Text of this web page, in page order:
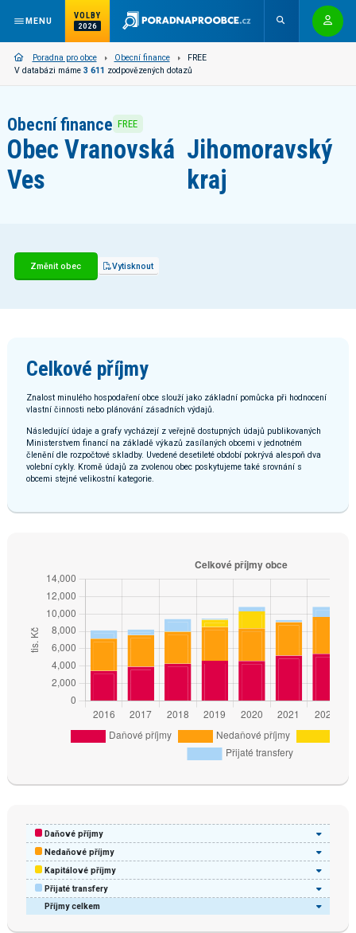
MENU
VOLBY
2026
Poradna pro obce Obecní finance
FREE
V databázi máme 3 611 zodpovězených dotazů
Obecní finance FREE
Obec Vranovská
Ves
Jihomoravský
kraj
Změnit obec Vytisknout
Celkové příjmy
Znalost minulého hospodaření obce slouží jako základní pomůcka při hodnocení
vlastní činnosti nebo plánování zásadních výdajů.
Následující údaje a grafy vycházejí z veřejně dostupných údajů publikovaných
Ministerstvem financí na základě výkazů zasílaných obcemi v jednotném
členění dle rozpočtové skladby. Uvedené desetileté období pokrývá alespoň dva
volební cykly. Kromě údajů za zvolenou obec poskytujeme také srovnání s
obcemi stejné velikostní kategorie.
Příjmy celkem
Daňové příjmy
Nedaňové příjmy
Kapitálové příjmy
Přijaté transfery